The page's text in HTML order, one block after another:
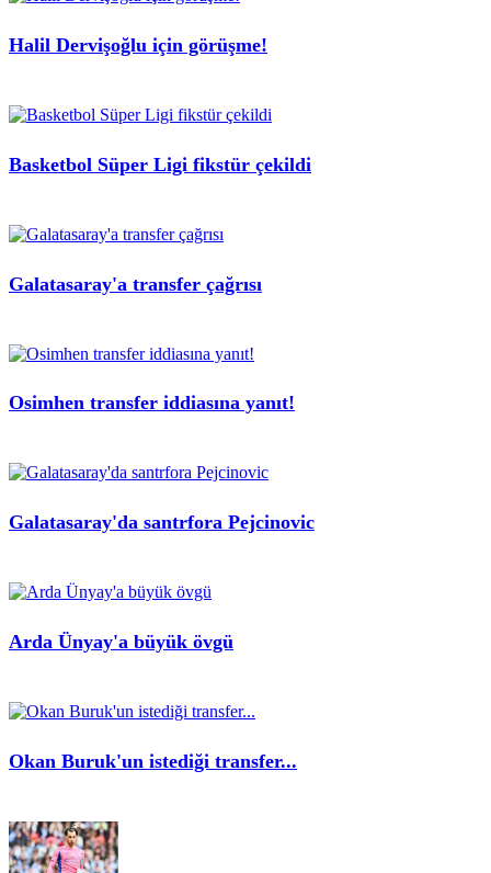
Halil Dervişoğlu için görüşme!
Basketbol Süper Ligi fikstür çekildi
Galatasaray'a transfer çağrısı
Osimhen transfer iddiasına yanıt!
Galatasaray'da santrfora Pejcinovic
Arda Ünyay'a büyük övgü
Okan Buruk'un istediği transfer...